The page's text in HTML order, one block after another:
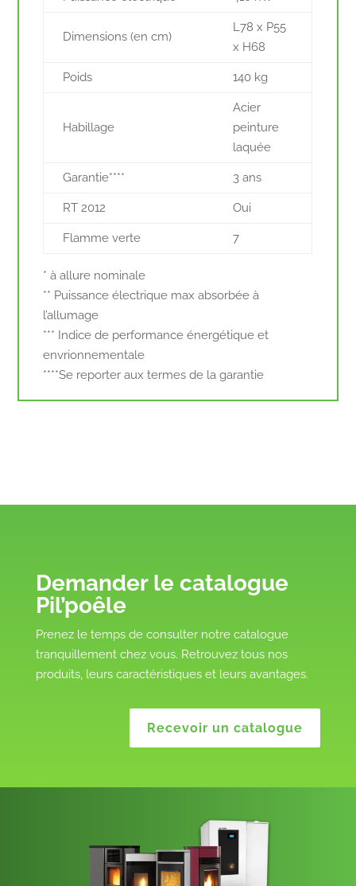
Dimensions (en cm)
L78 x P55
x H68
Poids 140 kg
Habillage
Acier
peinture
laquée
Garantie**** 3 ans
RT 2012 Oui
Flamme verte 7
* à allure nominale
** Puissance électrique max absorbée à
l’allumage
*** Indice de performance énergétique et
envrionnementale
****Se reporter aux termes de la garantie
Demander le catalogue
Pil’poêle
Prenez le temps de consulter notre catalogue
tranquillement chez vous. Retrouvez tous nos
produits, leurs caractéristiques et leurs avantages.
Recevoir un catalogue